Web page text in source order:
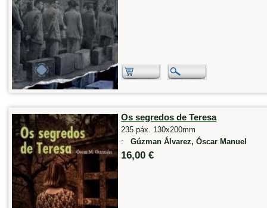
Os segredos de Teresa
235 páx. 130x200mm
: Gúzman Álvarez, Óscar Manuel
16,00 €